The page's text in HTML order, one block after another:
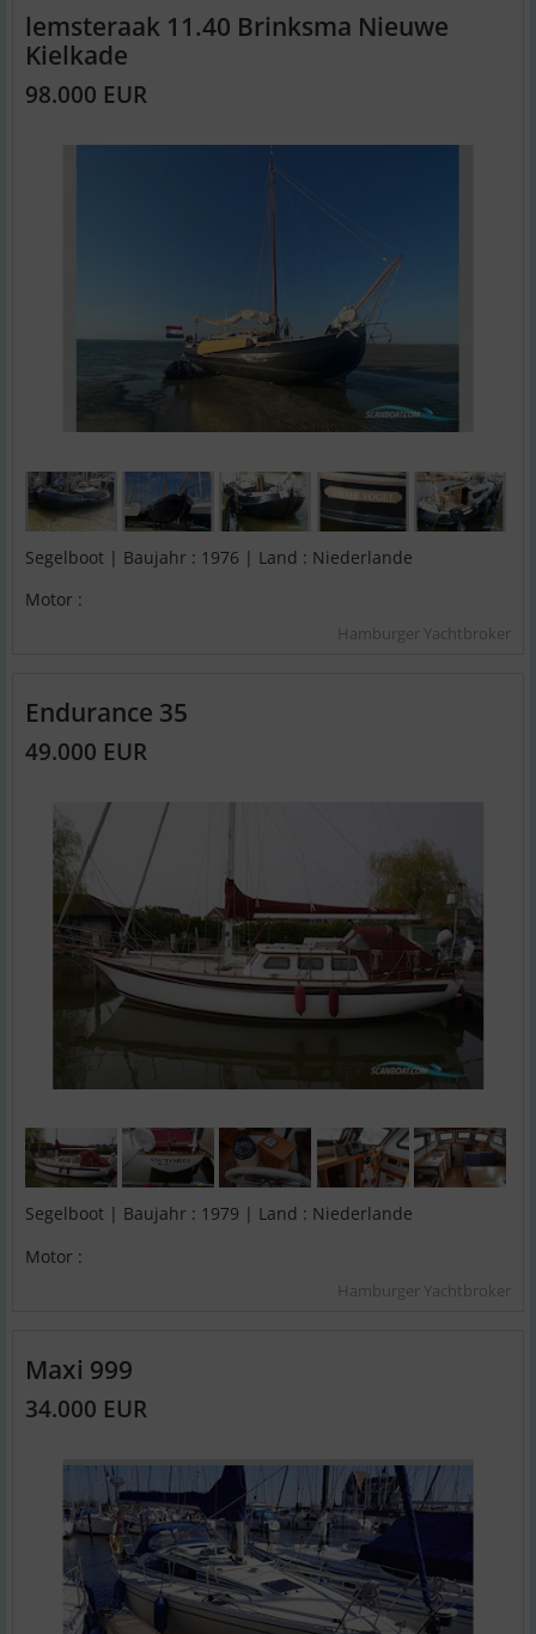
lemsteraak 11.40 Brinksma Nieuwe
Kielkade
98.000 EUR
Segelboot | Baujahr : 1976 | Land : Niederlande
Motor :
Hamburger Yachtbroker
Endurance 35
49.000 EUR
Segelboot | Baujahr : 1979 | Land : Niederlande
Motor :
Hamburger Yachtbroker
Maxi 999
34.000 EUR